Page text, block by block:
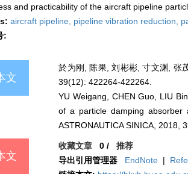
and practicability of the aircraft pipeline
aircraft pipeline, pipeline vibration reduction,
:
文
於为刚, 陈果, 刘彬彬, 寸文渊, 张
39(12): 422264-422264.
YU Weigang, CHEN Guo, LIU
of a particle damping absorber
ASTRONAUTICA SINICA, 2018,
文
收藏文章 0 /推荐
导出引用管理器
EndNote |